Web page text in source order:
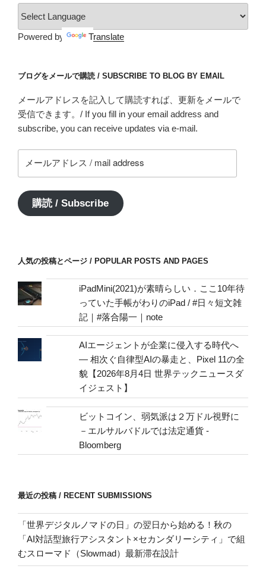
Powered by Translate
ブログをメールで購読 / SUBSCRIBE TO BLOG BY EMAIL
メールアドレスを記入して購読すれば、更新をメールで
受信できます。/ If you fill in your email address and
subscribe, you can receive updates via e-mail.
ー
ア
ド
address
購読 / Subscribe
人気の投稿とページ / POPULAR POSTS AND PAGES
iPadMini(2021)が素晴らしい．ここ10年待
っていた手帳がわりのiPad / #日々短文雑
記｜#落合陽一｜note
AIエージェントが企業に侵入する時代へ
— 相次ぐ自律型AIの暴走と、Pixel 11の全
貌【2026年8月4日 世界テックニュースダ
イジェスト】
ビットコイン、弱気派は２万ドル視野に
－エルサルバドルでは法定通貨 -
Bloomberg
最近の投稿 / RECENT SUBMISSIONS
「世界デジタルノマドの日」の翌日から始める！秋の
「AI対話型旅行アシスタント×セカンダリーシティ」で組
むスローマド（Slowmad）最新滞在設計